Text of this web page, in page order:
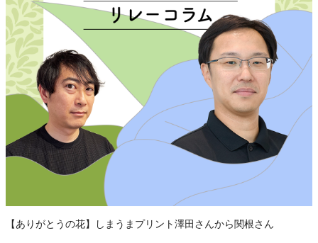
【ありがとうの花】しまうまプリント澤田さんから関根さん